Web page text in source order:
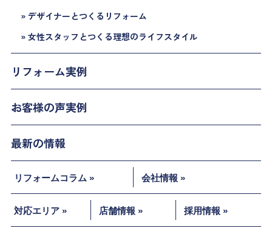
» デザイナーとつくるリフォーム
» 女性スタッフとつくる理想のライフスタイル
リフォーム実例
お客様の声実例
最新の情報
リフォームコラム » 会社情報 »
対応エリア » 店舗情報 » 採用情報 »